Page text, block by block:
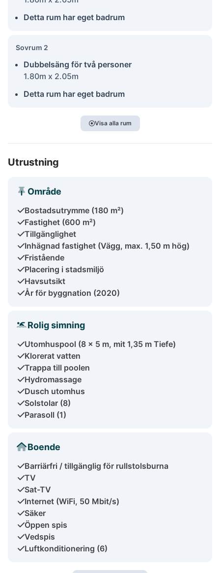
Detta rum har eget badrum
Sovrum 2
Dubbelsäng för två personer
1.80m x 2.05m
Detta rum har eget badrum
Visa alla rum
Utrustning
Område
Bostadsutrymme (180 m²)
Fastighet (600 m²)
Tillgänglighet
Inhägnad fastighet (Vägg, max. 1,50 m hög)
Fristående
Placering i stadsmiljö
Havsutsikt
År för byggnation (2020)
Rolig simning
Utomhuspool (8 x 5 m, mit 1,35 m Tiefe)
Klorerat vatten
Trappa till poolen
Hydromassage
Dusch utomhus
Solstolar (8)
Parasoll (1)
Boende
Barriärfri / tillgänglig för rullstolsburna
TV
Sat-TV
Internet (WiFi, 50 Mbit/s)
Säker
Öppen spis
Vedspis
Luftkonditionering (6)